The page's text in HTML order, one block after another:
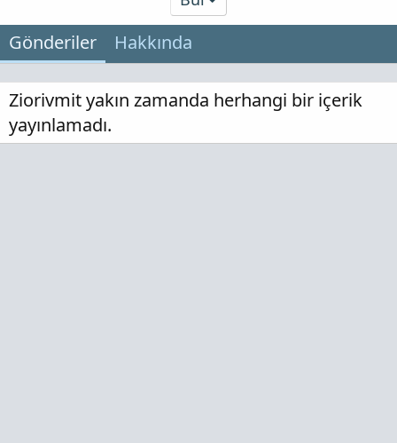
Gönderiler Hakkında
Ziorivmit yakın zamanda herhangi bir içerik
yayınlamadı.